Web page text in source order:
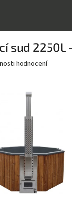
sud 2250L
hodnocení